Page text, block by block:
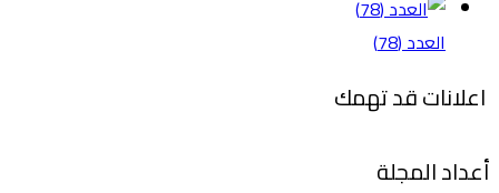
العدد (78)
اعلانات قد تهمك
أعداد المجلة